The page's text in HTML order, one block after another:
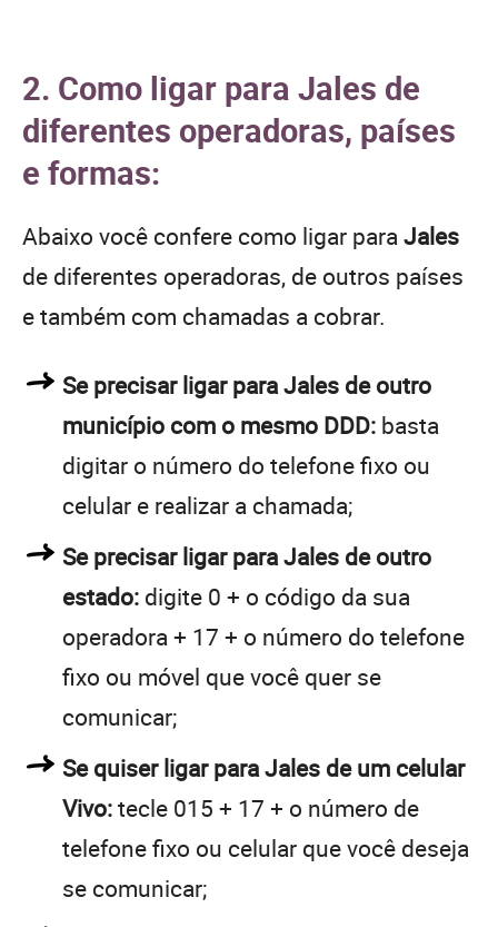
2. Como ligar para Jales de
diferentes operadoras, países
e formas:
Abaixo você confere como ligar para Jales
de diferentes operadoras, de outros países
e também com chamadas a cobrar.
Se precisar ligar para Jales de outro
município com o mesmo DDD: basta
digitar o número do telefone fixo ou
celular e realizar a chamada;
Se precisar ligar para Jales de outro
estado: digite 0 + o código da sua
operadora + 17 + o número do telefone
fixo ou móvel que você quer se
comunicar;
Se quiser ligar para Jales de um celular
Vivo:tecle 015 + 17 + o número de
telefone fixo ou celular que você deseja
se comunicar;